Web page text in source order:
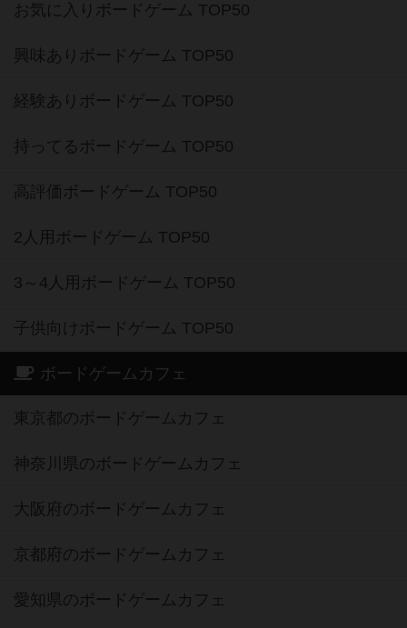
お気に入りボードゲーム TOP50
興味ありボードゲーム TOP50
経験ありボードゲーム TOP50
持ってるボードゲーム TOP50
高評価ボードゲーム TOP50
2人用ボードゲーム TOP50
3～4人用ボードゲーム TOP50
子供向けボードゲーム TOP50
ボードゲームカフェ
東京都のボードゲームカフェ
神奈川県のボードゲームカフェ
大阪府のボードゲームカフェ
京都府のボードゲームカフェ
愛知県のボードゲームカフェ